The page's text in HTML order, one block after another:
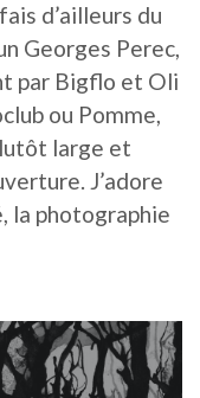
d’ailleurs du
Georges Perec,
par Bigflo et Oli
ou Pomme,
large et
J’adore
la photographie